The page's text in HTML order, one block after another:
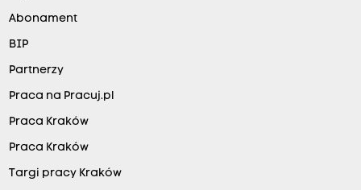
Abonament
BIP
Partnerzy
Praca na Pracuj.pl
Praca Kraków
Praca Kraków
Targi pracy Kraków